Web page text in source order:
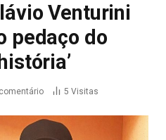
Venturini
pedaço do
5 Visitas